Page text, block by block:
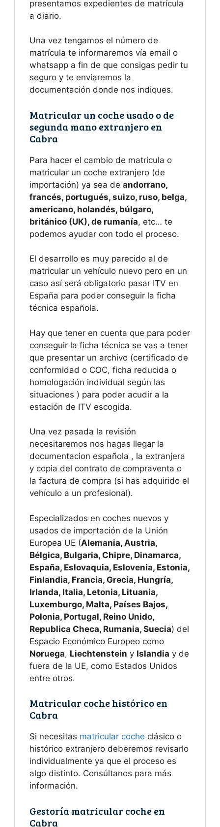
presentamos expedientes de matrícula
a diario.
Una vez tengamos el número de
matrícula te informaremos vía email o
whatsapp a fin de que consigas pedir tu
seguro y te enviaremos la
documentación donde nos indiques.
Matricular un coche usado o de
segunda mano extranjero en
Cabra
Para hacer el cambio de matricula o
matricular un coche extranjero (de
importación) ya sea de andorrano,
francés, portugués, suizo, ruso, belga,
americano, holandés, búlgaro,
británico (UK), de rumanía, etc… te
podemos ayudar con todo el proceso.
El desarrollo es muy parecido al de
matricular un vehículo nuevo pero en un
caso así será obligatorio pasar ITV en
España para poder conseguir la ficha
técnica española.
Hay que tener en cuenta que para poder
conseguir la ficha técnica se vas a tener
que presentar un archivo (certificado de
conformidad o COC, ficha reducida o
homologación individual según las
situaciones ) para poder acudir a la
estación de ITV escogida.
Una vez pasada la revisión
necesitaremos nos hagas llegar la
documentacion española , la extranjera
y copia del contrato de compraventa o
la factura de compra (si has adquirido el
vehículo a un profesional).
Especializados en coches nuevos y
usados de importación de la Unión
Europea UE (Alemania, Austria,
Bélgica, Bulgaria, Chipre, Dinamarca,
España, Eslovaquia, Eslovenia, Estonia,
Finlandia, Francia, Grecia, Hungría,
Irlanda, Italia, Letonia, Lituania,
Luxemburgo, Malta, Países Bajos,
Polonia, Portugal, Reino Unido,
Republica Checa, Rumania, Suecia) del
Espacio Económico Europeo como
Noruega, Liechtenstein y Islandia y de
fuera de la UE, como Estados Unidos
entre otros.
Matricular coche histórico en
Cabra
Si necesitas matricular coche clásico o
histórico extranjero deberemos revisarlo
individualmente ya que el proceso es
algo distinto. Consúltanos para más
información.
Gestoría matricular coche en
Cabra